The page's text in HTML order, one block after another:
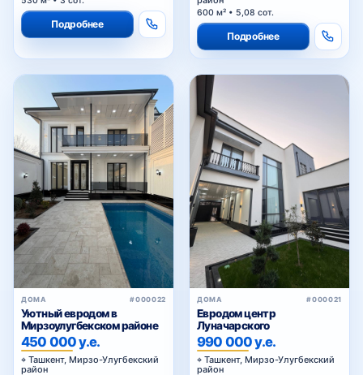
Подробнее
600 м² • 5,08 сот.
Подробнее
ДОМА #000022
Уютный евродом в
Мирзоулугбекском районе
450 000 у.е.
Ташкент, Мирзо-Улугбекский
район
ДОМА #000021
Евродом центр
Луначарского
990 000 у.е.
Ташкент, Мирзо-Улугбекский
район